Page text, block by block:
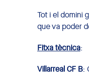
Tot i el domini
que va poder
Fitxa tècnica:
Villarreal CF B: